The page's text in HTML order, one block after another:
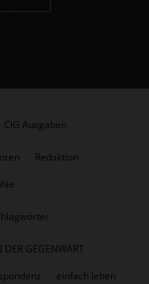
CIG Ausgaben
Redaktion
GEGENWART
einfach leben